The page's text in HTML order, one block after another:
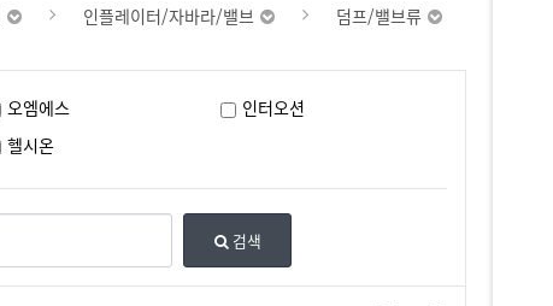
인플레이터/자바라/밸브 덤프/밸브류
오엠에스
인터오션
헬시온
검색